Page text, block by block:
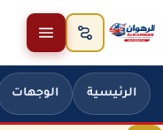
تخطَّ إلى المحتوى
الرئيسية الوجهات